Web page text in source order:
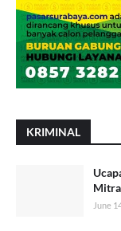
KRIMINAL
June